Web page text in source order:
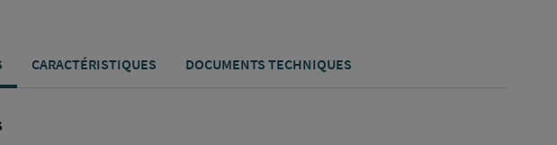
CARACTÉRISTIQUES DOCUMENTS TECHNIQUES